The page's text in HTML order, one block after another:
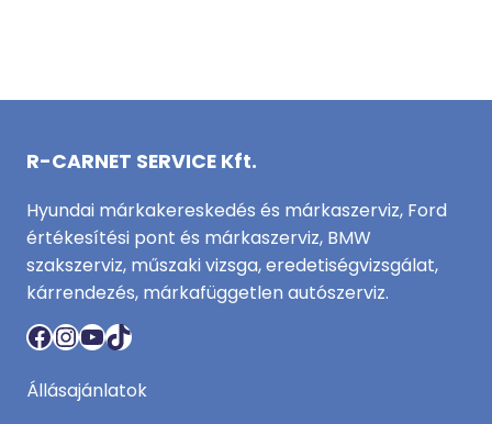
R-CARNET SERVICE Kft.
Hyundai márkakereskedés és márkaszerviz, Ford
értékesítési pont és márkaszerviz, BMW
szakszerviz, műszaki vizsga, eredetiségvizsgálat,
kárrendezés, márkafüggetlen autószerviz.
Facebook
Instagram
YouTube
TikTok
Állásajánlatok